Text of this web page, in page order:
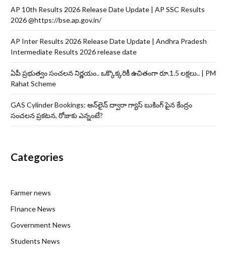
AP 10th Results 2026 Release Date Update | AP SSC Results
2026 @https://bse.ap.gov.in/
AP Inter Results 2026 Release Date Update | Andhra Pradesh
Intermediate Results 2026 release date
ఏపీ ప్రభుత్వం సంచలన నిర్ణయం.. ఒక్కొక్కరికీ ఉచితంగా రూ.1.5 లక్షలు.. | PM
Rahat Scheme
GAS Cylinder Bookings: ఆన్‌లైన్‌ ద్వారా గ్యాస్ బుకింగ్ పైన కేంద్రం
సంచలన ప్రకటన, రోజుకు ఎన్నంటే?
Categories
Farmer news
FInance News
Government News
Students News